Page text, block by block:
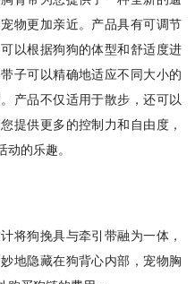
物更加亲近。产品具有可调节
以根据狗狗的体型和舒适度进
子可以精确地适应不同大小的
产品不仅适用于散步，还可以
提供更多的控制力和自由度，
的乐趣。
将狗挽具与牵引带融为一体，
地隐藏在狗背心内部，宠物胸